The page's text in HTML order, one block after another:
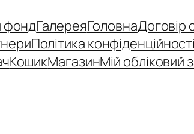
фондГалереяГоловнаДоговір
Політика конфіденційності
КошикМагазинМій обліковий